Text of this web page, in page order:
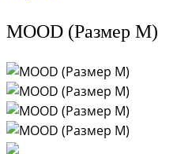
MOOD (Размер M)